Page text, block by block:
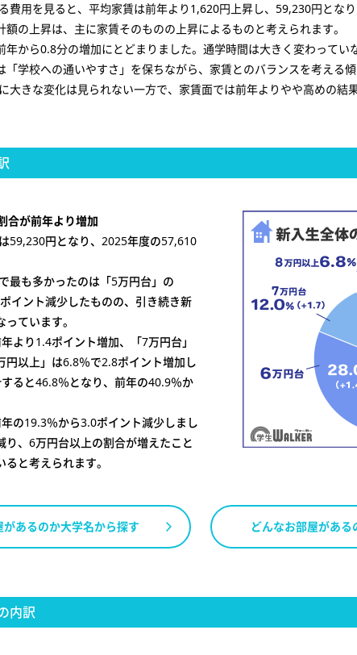
費用を見ると、平均家賃は前年より1,620円上昇し、59,230円とな
の上昇は、主に家賃そのものの上昇によるものと考えられます。
から0.8分の増加にとどまりました。通学時間は大きく変わって
学校への通いやすさ」を保ちながら、家賃とのバランスを考える
大きな変化は見られない一方で、家賃面では前年よりやや高めの結
合が前年より増加
59,230円となり、2025年度の57,610
最も多かったのは「5万円台」の
イント減少したものの、引き続き新
ています。
より1.4ポイント増加、「7万円台」
以上」は6.8％で2.8ポイント増加し
ると46.8％となり、前年の40.9％か
の19.3％から3.0ポイント減少しまし
、6万円台以上の割合が増えたこと
と考えられます。
があるのか大学名から探す どんなお部屋があ
内訳